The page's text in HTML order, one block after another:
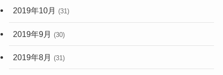
2019年10月 (31)
2019年9月 (30)
2019年8月 (31)